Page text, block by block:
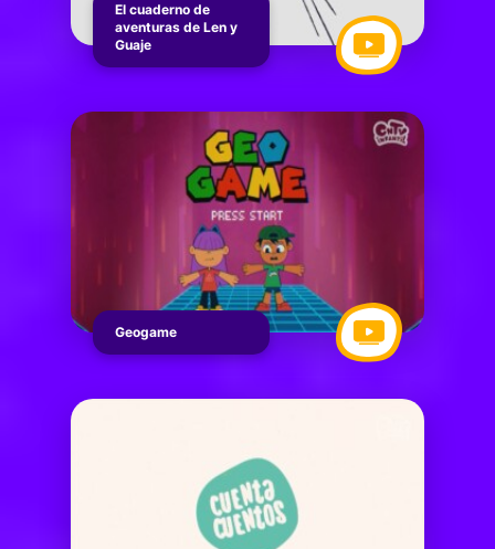
El cuaderno de
aventuras de Len y
Guaje
Geogame